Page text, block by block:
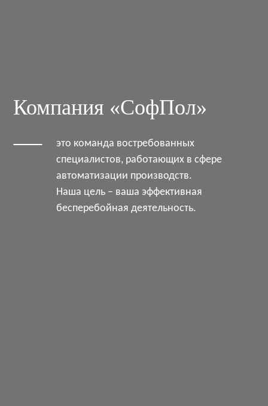
Компания «СофПол»
это команда востребованных
специалистов, работающих в сфере
автоматизации производств.
Наша цель – ваша эффективная
бесперебойная деятельность.